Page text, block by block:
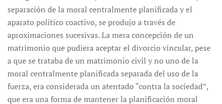
separación de la moral centralmente planificada y el
aparato político coactivo, se produjo a través de
aproximaciones sucesivas. La mera concepción de un
matrimonio que pudiera aceptar el divorcio vincular, pese
a que se trataba de un matrimonio civil y no uno de la
moral centralmente planificada separada del uso de la
fuerza, era considerada un atentado “contra la sociedad”,
que era una forma de mantener la planificación moral